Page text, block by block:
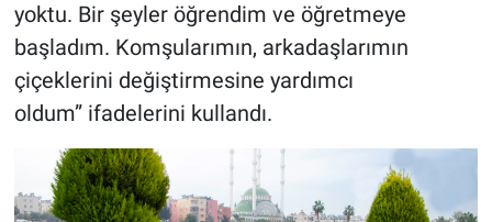
yoktu. Bir şeyler öğrendim ve öğretmeye
başladım. Komşularımın, arkadaşlarımın
çiçeklerini değiştirmesine yardımcı
oldum” ifadelerini kullandı.